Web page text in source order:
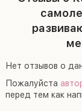
Нет отзывов о
Пожалуйста
перед тем как